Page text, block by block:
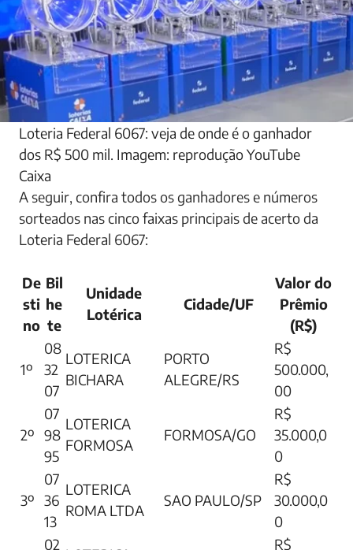
Loteria Federal 6067: veja de onde é o ganhador
dos R$ 500 mil. Imagem: reprodução YouTube
Caixa
A seguir, confira todos os ganhadores e números
sorteados nas cinco faixas principais de acerto da
Loteria Federal 6067:
De
sti
no
Bil
he
te
Unidade
Lotérica
Cidade/UF
Valor do
Prêmio
(R$)
1º
08
32
07
LOTERICA
BICHARA
PORTO
ALEGRE/RS
R$
500.000,
00
2º
07
98
95
LOTERICA
FORMOSA
FORMOSA/GO
R$
35.000,0
0
3º
07
36
13
LOTERICA
ROMA LTDA
SAO PAULO/SP
R$
30.000,0
0
02
R$